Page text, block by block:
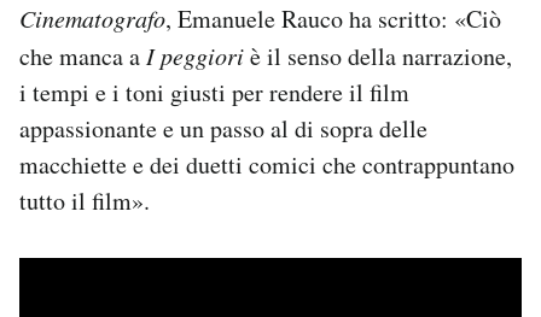
Cinematografo, Emanuele Rauco ha scritto: «Ciò
che manca aI peggioriè il senso della narrazione,
i tempi e i toni giusti per rendere il film
appassionante e un passo al di sopra delle
macchiette e dei duetti comici che contrappuntano
tutto il film».